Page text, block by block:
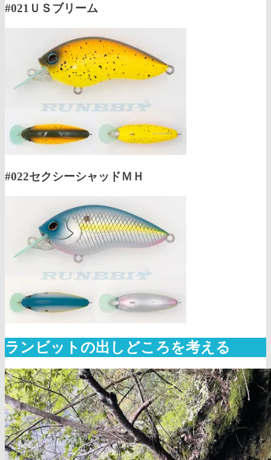
#021ＵＳブリーム
#022セクシーシャッドＭＨ
ランビットの出しどころを考える